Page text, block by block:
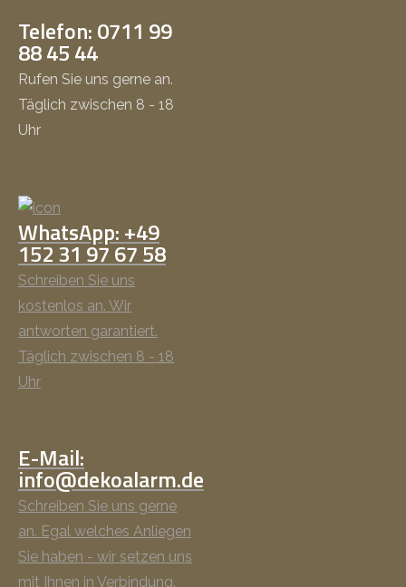
Telefon: 0711 99
88 45 44
Rufen Sie uns gerne an.
Täglich zwischen 8 - 18
Uhr
WhatsApp: +49
152 31 97 67 58
Schreiben Sie uns
kostenlos an. Wir
antworten garantiert.
Täglich zwischen 8 - 18
Uhr
E-Mail:
info@dekoalarm.de
Schreiben Sie uns gerne
an. Egal welches Anliegen
Sie haben - wir setzen uns
mit Ihnen in Verbindung.